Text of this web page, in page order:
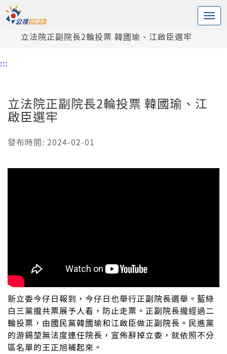
中央內容區塊
頭頁
立法院正副院長2輪投票 韓國瑜、江啟臣選牢
:::
立法院正副院長2輪投票 韓國瑜、江
啟臣選牢
發布時間: 2024-02-01
新立委今仔日報到，今仔日也舉行正副院長選舉。藍綠
白三黨攏共票展予人看，防止走票。正副院長攏經過二
輪投票，由國民黨韓國瑜和江啟臣做正副院長。民進黨
的游錫堃無法度連任院長，宣佈辭掉立委，就依照不分
區名單的王正旭補起來。